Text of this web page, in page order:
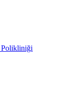
Polikliniği